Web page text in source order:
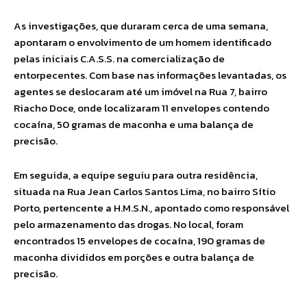
As investigações, que duraram cerca de uma semana,
apontaram o envolvimento de um homem identificado
pelas iniciais C.A.S.S. na comercialização de
entorpecentes. Com base nas informações levantadas, os
agentes se deslocaram até um imóvel na Rua 7, bairro
Riacho Doce, onde localizaram 11 envelopes contendo
cocaína, 50 gramas de maconha e uma balança de
precisão.
Em seguida, a equipe seguiu para outra residência,
situada na Rua Jean Carlos Santos Lima, no bairro Sítio
Porto, pertencente a H.M.S.N., apontado como responsável
pelo armazenamento das drogas. No local, foram
encontrados 15 envelopes de cocaína, 190 gramas de
maconha divididos em porções e outra balança de
precisão.